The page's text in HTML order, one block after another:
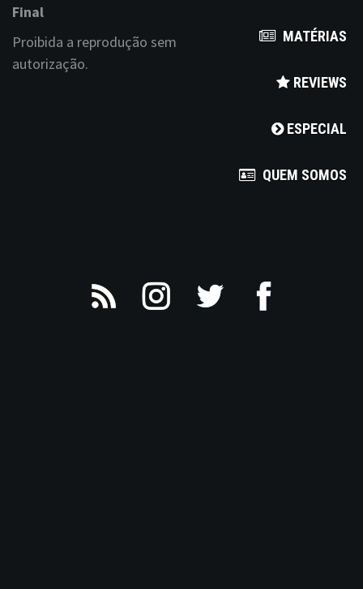
Final
Proibida a reprodução sem
autorização.
MATÉRIAS
REVIEWS
ESPECIAL
QUEM SOMOS